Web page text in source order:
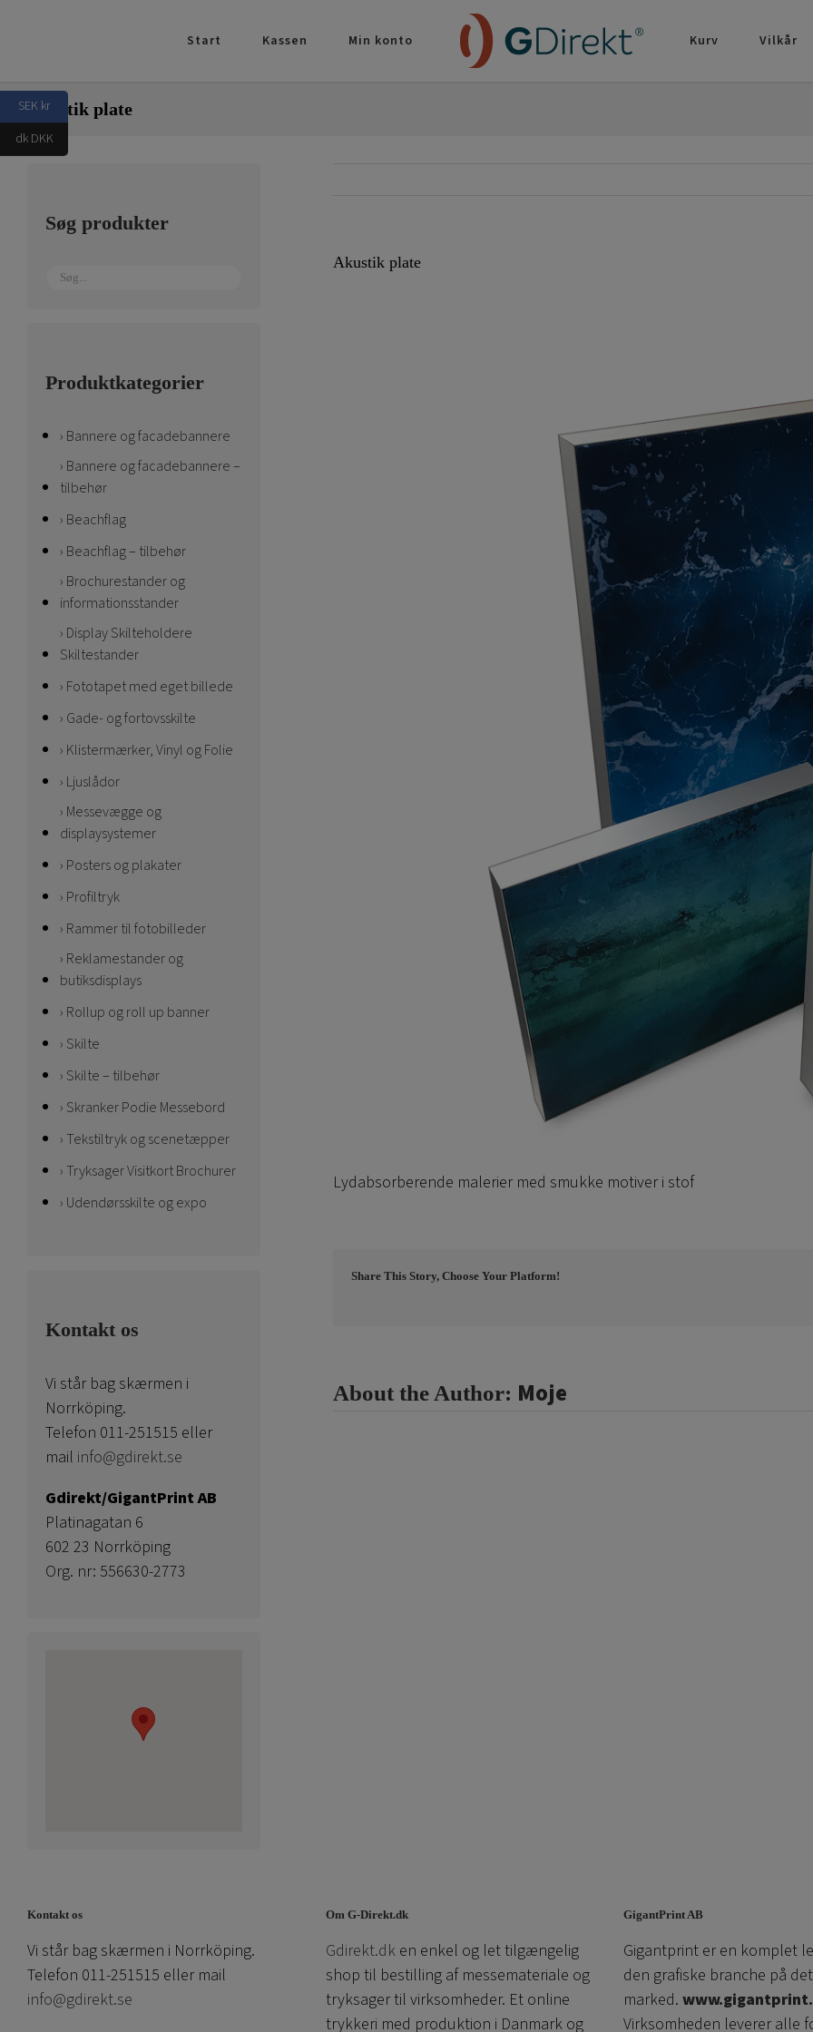
Start Kassen Min konto Kurv Vilkår
Akustik plate
Akustik plate
Lydabsorberende malerier med smukke motiver i stof
Share This Story, Choose Your Platform!
About the Author: Moje
Søg produkter
Produktkategorier
Bannere og facadebannere
Bannere og facadebannere –
tilbehør
Beachflag
Beachflag – tilbehør
Brochurestander og
informationsstander
Display Skilteholdere
Skiltestander
Fototapet med eget billede
Gade- og fortovsskilte
Klistermærker, Vinyl og Folie
Ljuslådor
Messevægge og
displaysystemer
Posters og plakater
Profiltryk
Rammer til fotobilleder
Reklamestander og
butiksdisplays
Rollup og roll up banner
Skilte
Skilte – tilbehør
Skranker Podie Messebord
Tekstiltryk og scenetæpper
Tryksager Visitkort Brochurer
Udendørsskilte og expo
Kontakt os
Vi står bag skærmen i
Norrköping.
Telefon 011-251515 eller
mail info@gdirekt.se
Gdirekt/GigantPrint AB
Platinagatan 6
602 23 Norrköping
Org. nr: 556630-2773
Kontakt os
Vi står bag skærmen i Norrköping.
Telefon 011-251515 eller mail
info@gdirekt.se
Om G-Direkt.dk
Gdirekt.dken enkel og let tilgængelig
shop til bestilling af messemateriale og
tryksager til virksomheder. Et online
trykkeri med produktion i Danmark og
GigantPrint AB
Gigantprint er en komplet
den grafiske branche på
marked.
Virksomheden leverer alle
SEK kr
dk DKK